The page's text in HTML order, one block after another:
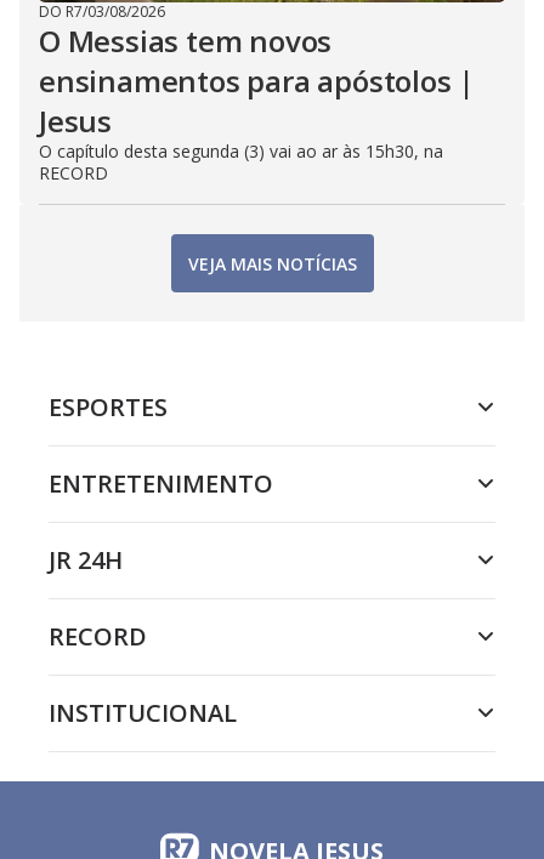
DO R7/03/08/2026
O Messias tem novos
ensinamentos para apóstolos |
Jesus
O capítulo desta segunda (3) vai ao ar às 15h30, na
RECORD
VEJA MAIS NOTÍCIAS
ESPORTES
ENTRETENIMENTO
JR 24H
RECORD
INSTITUCIONAL
NOVELA JESUS